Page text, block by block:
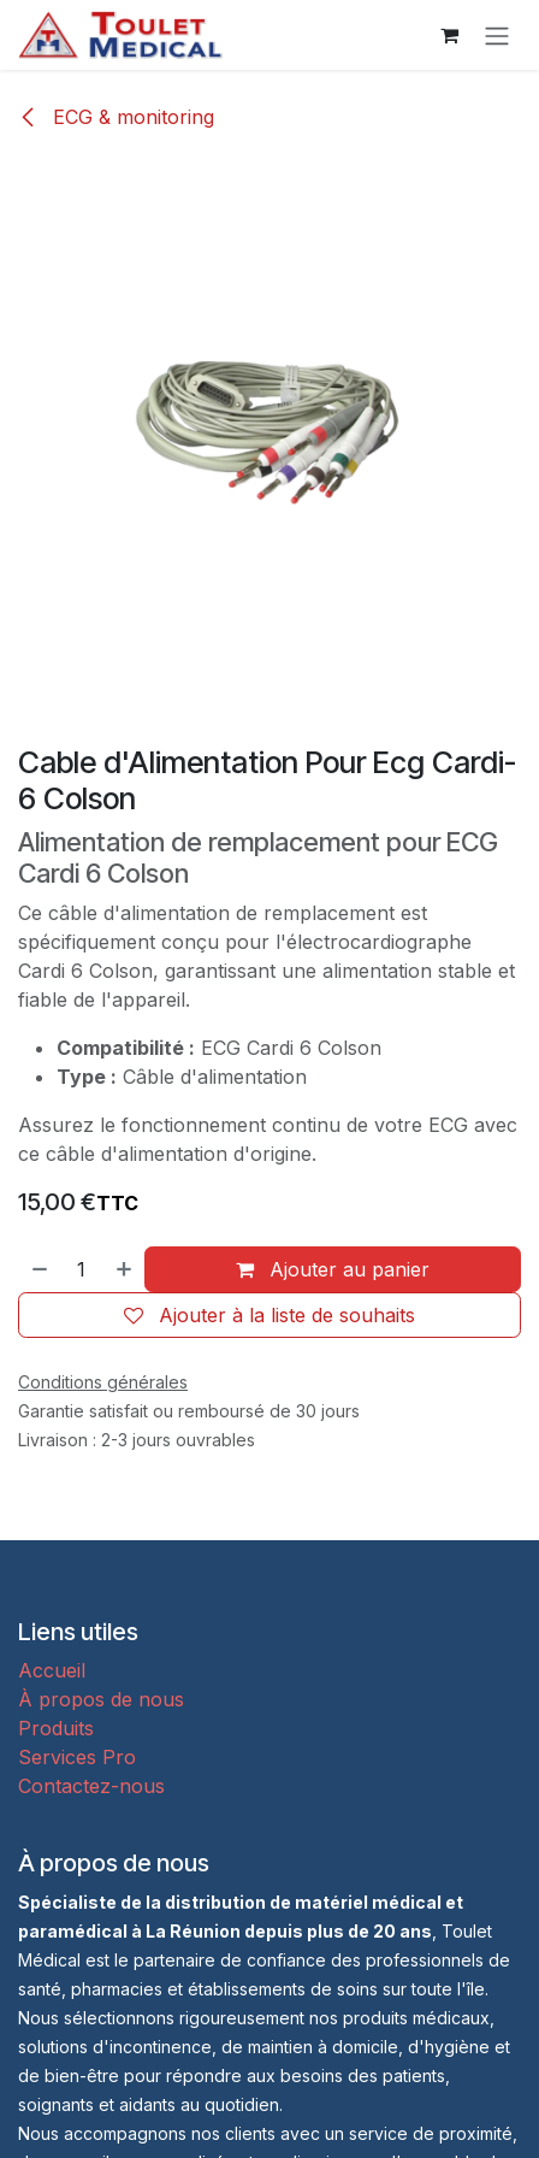
Se rendre au contenu
ECG & monitoring
Cable d'Alimentation Pour Ecg Cardi-
6 Colson
Alimentation de remplacement pour ECG
Cardi 6 Colson
Ce câble d'alimentation de remplacement est
spécifiquement conçu pour l'électrocardiographe
Cardi 6 Colson, garantissant une alimentation stable et
fiable de l'appareil.
Compatibilité : ECG Cardi 6 Colson
Type : Câble d'alimentation
Assurez le fonctionnement continu de votre ECG avec
ce câble d'alimentation d'origine.
15,00 €TTC
Ajouter au panier
Ajouter à la liste de souhaits
Conditions générales
Garantie satisfait ou remboursé de 30 jours
Livraison : 2-3 jours ouvrables
Liens utiles
Accueil
À propos de nous
Produits
Services Pro
Contactez-nous
À propos de nous
Spécialiste de la distribution de matériel médical et
paramédical à La Réunion depuis plus de 20 ans , Toulet
Médical est le partenaire de confiance des professionnels de
santé, pharmacies et établissements de soins sur toute l'île.
Nous sélectionnons rigoureusement nos produits médicaux,
solutions d'incontinence, de maintien à domicile, d'hygiène et
de bien-être pour répondre aux besoins des patients,
soignants et aidants au quotidien.
Nous accompagnons nos clients avec un service de proximité,